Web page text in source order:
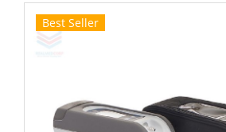
Best Seller